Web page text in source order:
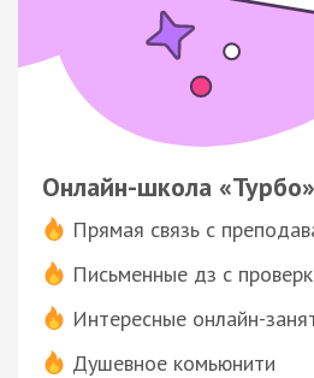
Онлайн-школа «Турбо»
Прямая связь с
Письменные дз с
Интересные онлайн-
Душевное комьюнити